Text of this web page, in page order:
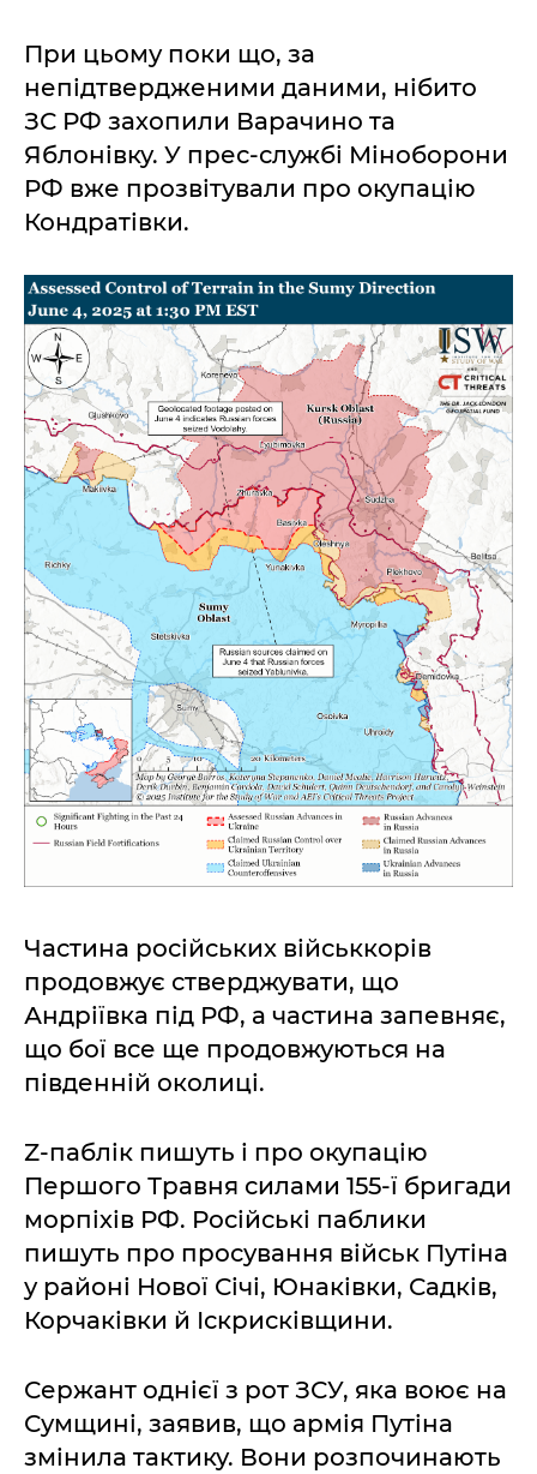
При цьому поки що, за
непідтвердженими даними, нібито
ЗС РФ захопили Варачино та
Яблонівку. У прес-службі Міноборони
РФ вже прозвітували про окупацію
Кондратівки.
Частина російських військкорів
продовжує стверджувати, що
Андріївка під РФ, а частина запевняє,
що бої все ще продовжуються на
південній околиці.
Z-паблік пишуть і про окупацію
Першого Травня силами 155-ї бригади
морпіхів РФ. Російські паблики
пишуть про просування військ Путіна
у районі Нової Січі, Юнаківки, Садків,
Корчаківки й Іскрисківщини.
Сержант однієї з рот ЗСУ, яка воює на
Сумщині, заявив, що армія Путіна
змінила тактику. Вони розпочинають